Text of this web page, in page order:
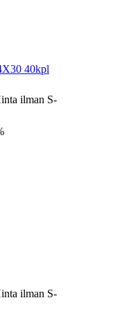
40kpl
ilman S-
ilman S-